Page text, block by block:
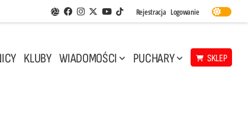
Aplikacja Siatkarskie Ligi
Facebook
Instagram
Twitter
Youtube
TikTok
Rejestracja Logowanie
KLUBY WIADOMOŚCI PUCHARY SKLEP